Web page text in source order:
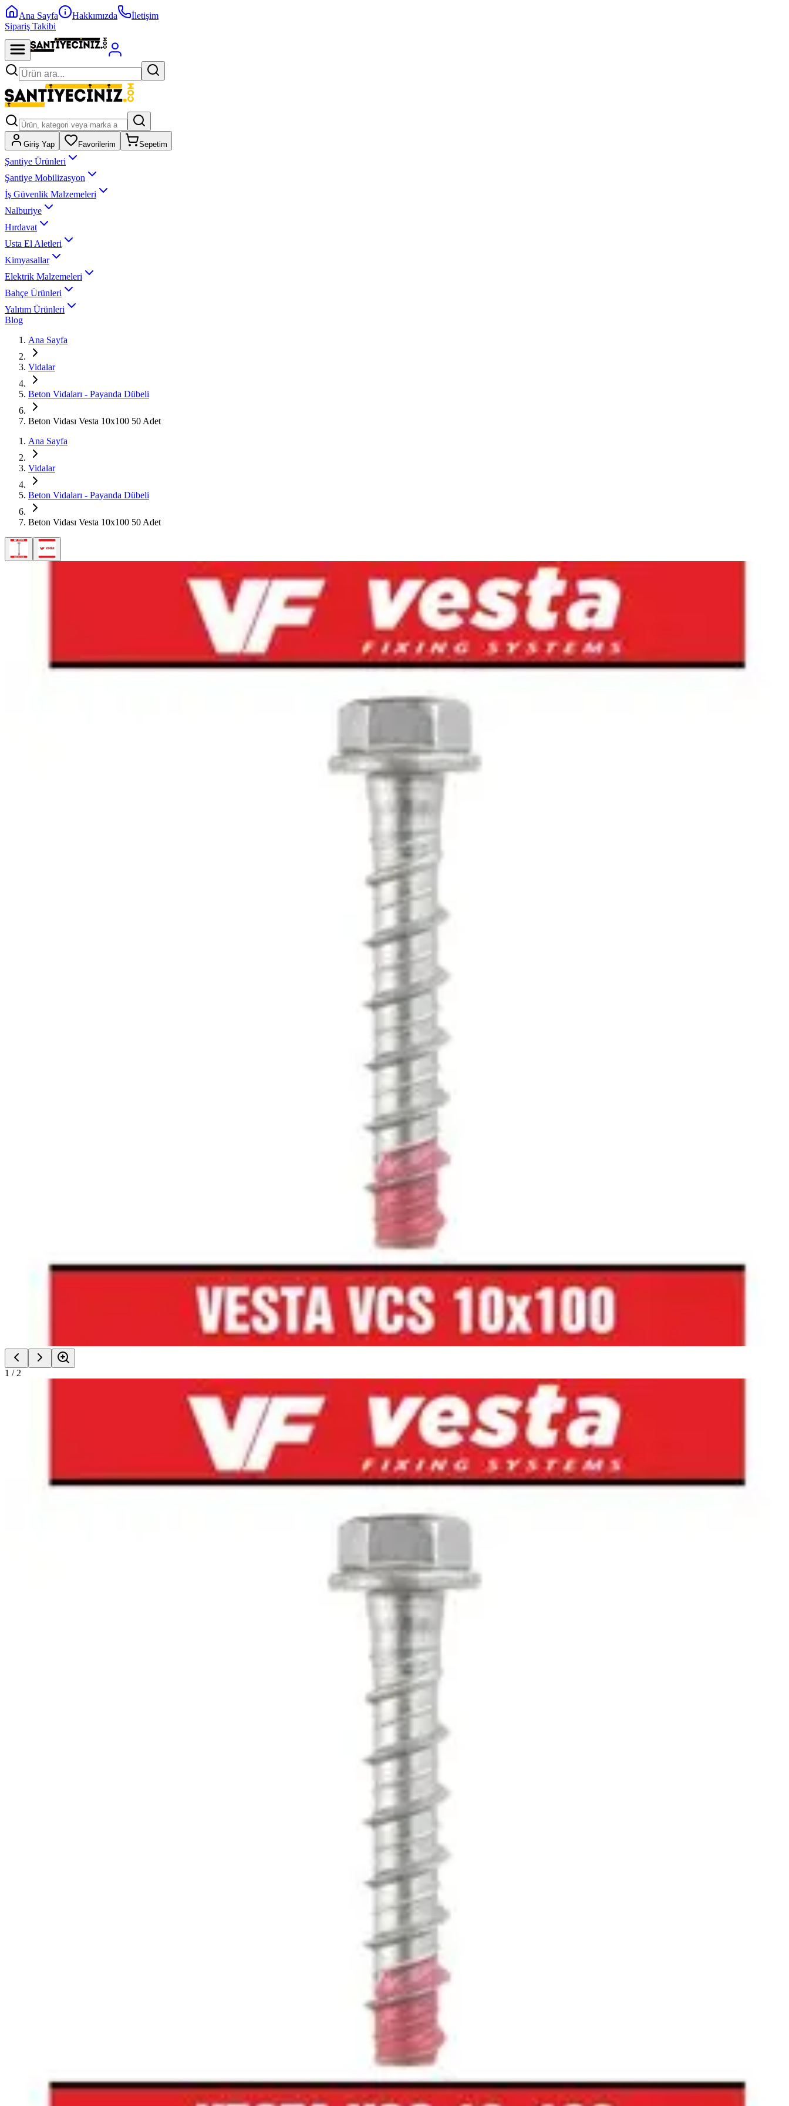
Ana Sayfa Hakkımızda
İletişim
Sipariş Takibi
Giriş Yap Favorilerim Sepetim
Şantiye Ürünleri
Şantiye Mobilizasyon
İş Güvenlik Malzemeleri
Nalburiye
Hırdavat
Usta El Aletleri
Kimyasallar
Elektrik Malzemeleri
Bahçe Ürünleri
Yalıtım Ürünleri
Blog
Ana Sayfa
Vidalar
Beton Vidaları - Payanda Dübeli
Beton Vidası Vesta 10x100 50 Adet
Ana Sayfa
Vidalar
Beton Vidaları - Payanda Dübeli
Beton Vidası Vesta 10x100 50 Adet
1 / 2